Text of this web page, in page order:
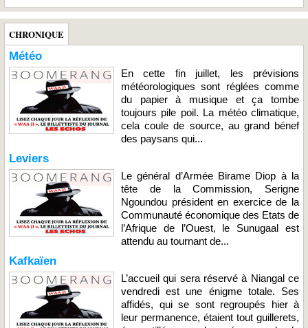
CHRONIQUE
Météo
En cette fin juillet, les prévisions
météorologiques sont réglées comme
du papier à musique et ça tombe
toujours pile poil. La météo climatique,
cela coule de source, au grand bénef
des paysans qui...
Leviers
Le général d’Armée Birame Diop à la
tête de la Commission, Serigne
Ngoundou président en exercice de la
Communauté économique des Etats de
l’Afrique de l’Ouest, le Sunugaal est
attendu au tournant de...
Kafkaïen
L’accueil qui sera réservé à Niangal ce
vendredi est une énigme totale. Ses
affidés, qui se sont regroupés hier à
leur permanence, étaient tout guillerets,